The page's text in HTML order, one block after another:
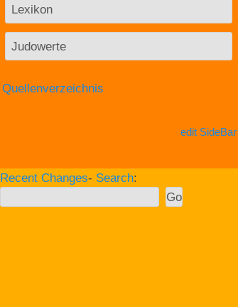
Lexikon
Judowerte
Quellenverzeichnis
edit SideBar
Recent Changes- Search: